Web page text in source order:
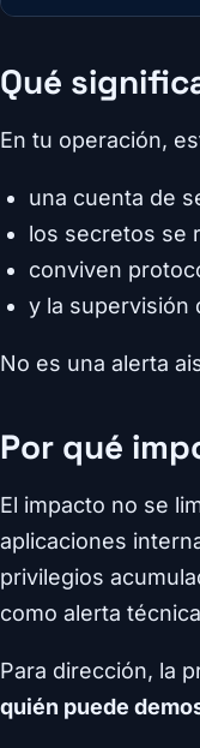
Qué
En tu operación,
una cuenta de
los secretos se
conviven
y la supervisión
No es una alerta
Por qué
El impacto no se
aplicaciones
privilegios
como alerta
Para dirección, la
quién puede